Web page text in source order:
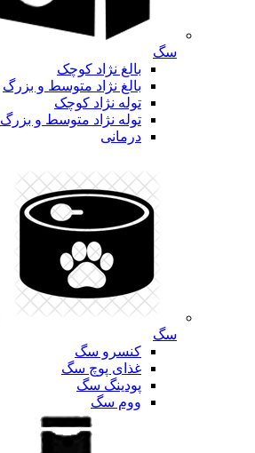
سگ
بالغ نژاد کوچک
بالغ نژاد متوسط و بزرگ
توله نژاد کوچک
توله نژاد متوسط و بزرگ
درمانی
سگ
کنسرو سگ
غذای پوچ سگ
پودینگ سگ
ووم سگ